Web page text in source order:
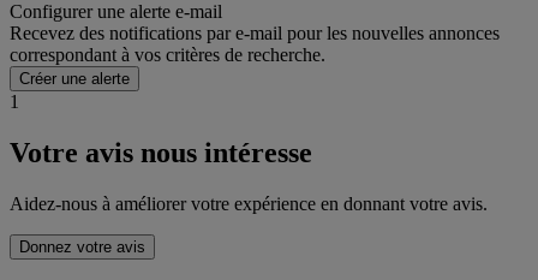
Configurer une alerte e-mail
Recevez des notifications par e-mail pour les nouvelles annonces
correspondant à vos critères de recherche.
Créer une alerte
1
Votre avis nous intéresse
Aidez-nous à améliorer votre expérience en donnant votre avis.
Donnez votre avis